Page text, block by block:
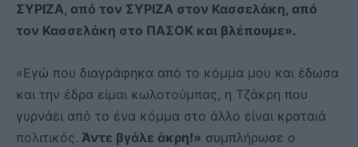
ΣΥΡΙΖΑ, από τον ΣΥΡΙΖΑ στον Κασσελάκη, από
τον Κασσελάκη στο ΠΑΣΟΚ και βλέπουμε».
«Εγώ που διαγράφηκα από το κόμμα μου και έδωσα
και την έδρα είμαι κωλοτούμπας, η Τζάκρη που
γυρνάει από το ένα κόμμα στο άλλο είναι κραταιά
πολιτικός. Άντε βγάλε άκρη!» συμπλήρωσε ο